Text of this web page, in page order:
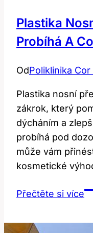
Plastika
Probíhá A
OdPoliklinika
Plastika nosní
zákrok, který
dýcháním a
probíhá pod
může vám
kosmetické
Přečtěte si více